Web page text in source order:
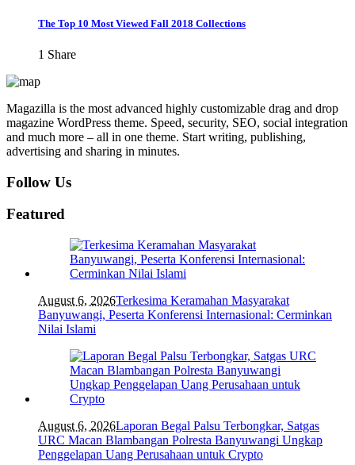
The Top 10 Most Viewed Fall 2018 Collections
1 Share
Magazilla is the most advanced highly customizable drag and drop
magazine WordPress theme. Speed, security, SEO, social integration
and much more – all in one theme. Start writing, publishing,
advertising and sharing in minutes.
Follow Us
Featured
August 6, 2026Terkesima Keramahan Masyarakat
Banyuwangi, Peserta Konferensi Internasional: Cerminkan
Nilai Islami
August 6, 2026Laporan Begal Palsu Terbongkar, Satgas
URC Macan Blambangan Polresta Banyuwangi Ungkap
Penggelapan Uang Perusahaan untuk Crypto